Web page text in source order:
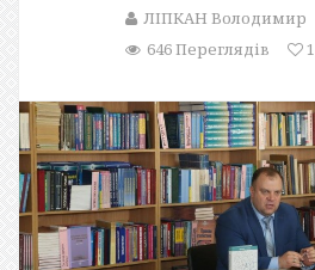
ЛІПКАН Володимир
646 Переглядів
1